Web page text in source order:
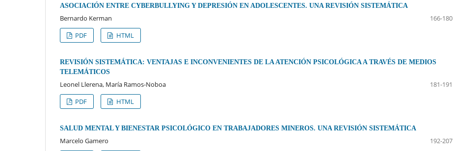
ASOCIACIÓN ENTRE CYBERBULLYING Y DEPRESIÓN EN ADOLESCENTES. UNA REVISIÓN SISTEMÁTICA
Bernardo Kerman
166-180
PDF
HTML
REVISIÓN SISTEMÁTICA: VENTAJAS E INCONVENIENTES DE LA ATENCIÓN PSICOLÓGICA A TRAVÉS DE MEDIOS
TELEMÁTICOS
Leonel Llerena, María Ramos-Noboa
181-191
PDF
HTML
SALUD MENTAL Y BIENESTAR PSICOLÓGICO EN TRABAJADORES MINEROS. UNA REVISIÓN SISTEMÁTICA
Marcelo Gamero
192-207